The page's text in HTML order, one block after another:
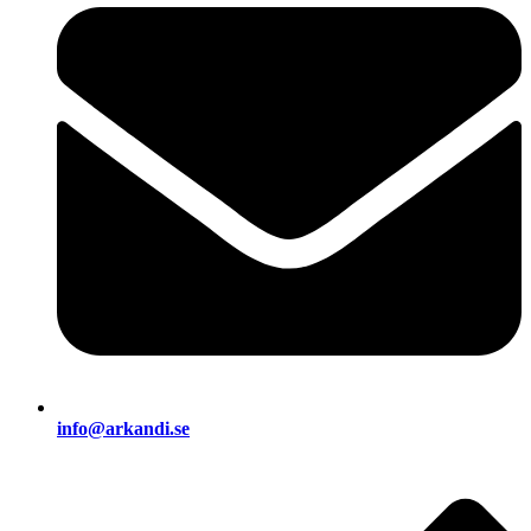
info@arkandi.se